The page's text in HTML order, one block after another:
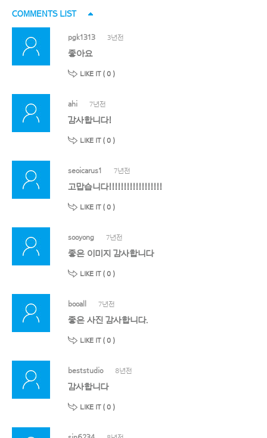
COMMENTS LIST
pgk1313 3년전
좋아요
LIKE IT ( 0 )
ahi 7년전
감사합니다!
LIKE IT ( 0 )
seoicarus1 7년전
고맙습니다!!!!!!!!!!!!!!!!!!
LIKE IT ( 0 )
sooyong 7년전
좋은 이미지 감사합니다
LIKE IT ( 0 )
booall 7년전
좋은 사진 감사합니다.
LIKE IT ( 0 )
beststudio 8년전
감사합니다
LIKE IT ( 0 )